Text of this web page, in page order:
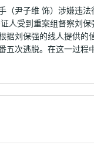
（尹子维 饰）涉嫌违
人受到重案组督察刘
据刘保强的线人提供
五次逃脱。在这一